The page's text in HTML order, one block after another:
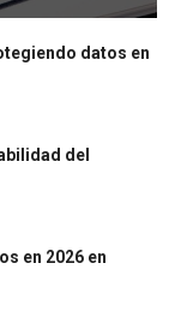
datos en
del
en 2026 en